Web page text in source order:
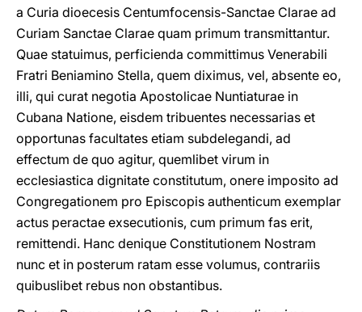
a Curia dioecesis Centumfocensis-Sanctae Clarae ad
Curiam Sanctae Clarae quam primum transmittantur.
Quae statuimus, perficienda committimus Venerabili
Fratri Beniamino Stella, quem diximus, vel, absente eo,
illi, qui curat negotia Apostolicae Nuntiaturae in
Cubana Natione, eisdem tribuentes necessarias et
opportunas facultates etiam subdelegandi, ad
effectum de quo agitur, quemlibet virum in
ecclesiastica dignitate constitutum, onere imposito ad
Congregationem pro Episcopis authenticum exemplar
actus peractae exsecutionis, cum primum fas erit,
remittendi. Hanc denique Constitutionem Nostram
nunc et in posterum ratam esse volumus, contrariis
quibuslibet rebus non obstantibus.